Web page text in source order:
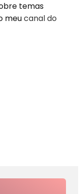
temas
meucanal do